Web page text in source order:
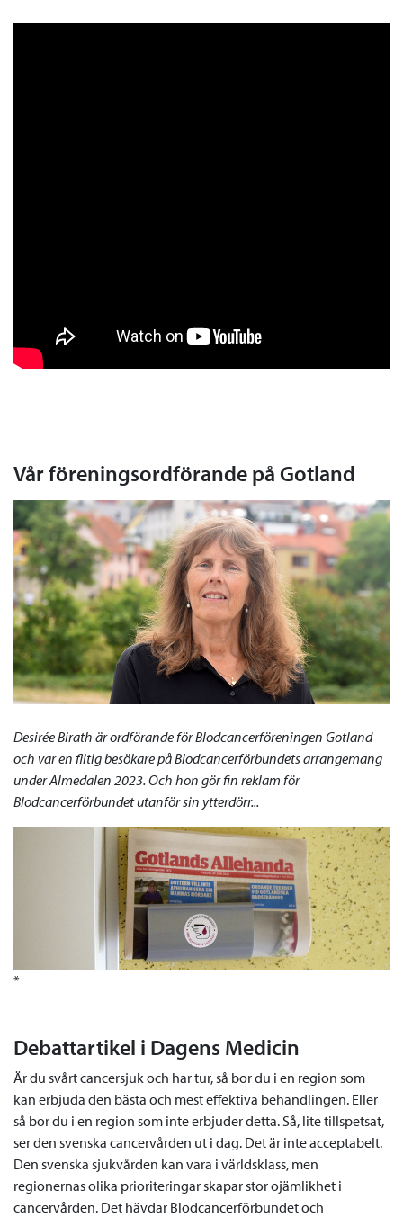
Vår föreningsordförande på Gotland
Desirée Birath är ordförande för Blodcancerföreningen Gotland
och var en flitig besökare på Blodcancerförbundets arrangemang
under Almedalen 2023. Och hon gör fin reklam för
Blodcancerförbundet utanför sin ytterdörr...
*
Debattartikel i Dagens Medicin
Är du svårt cancersjuk och har tur, så bor du i en region som
kan erbjuda den bästa och mest effektiva behandlingen. Eller
så bor du i en region som inte erbjuder detta. Så, lite tillspetsat,
ser den svenska cancervården ut i dag. Det är inte acceptabelt.
Den svenska sjukvården kan vara i världsklass, men
regionernas olika prioriteringar skapar stor ojämlikhet i
cancervården. Det hävdar Blodcancerförbundet och